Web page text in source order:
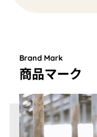
Brand Mark
商品マーク